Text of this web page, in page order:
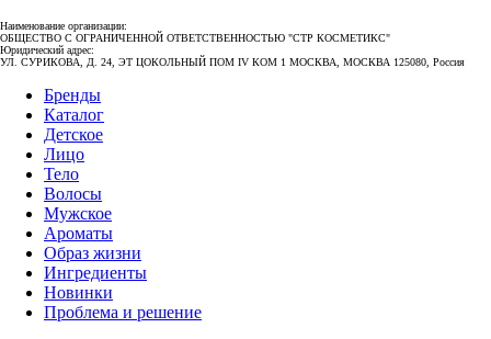
Наименование организации:
ОБЩЕСТВО С ОГРАНИЧЕННОЙ ОТВЕТСТВЕННОСТЬЮ "СТР КОСМЕТИКС"
Юридический адрес:
УЛ. СУРИКОВА, Д. 24, ЭТ ЦОКОЛЬНЫЙ ПОМ IV КОМ 1 МОСКВА, МОСКВА 125080, Россия
Бренды
Каталог
Детское
Лицо
Тело
Волосы
Мужское
Ароматы
Образ жизни
Ингредиенты
Новинки
Проблема и решение